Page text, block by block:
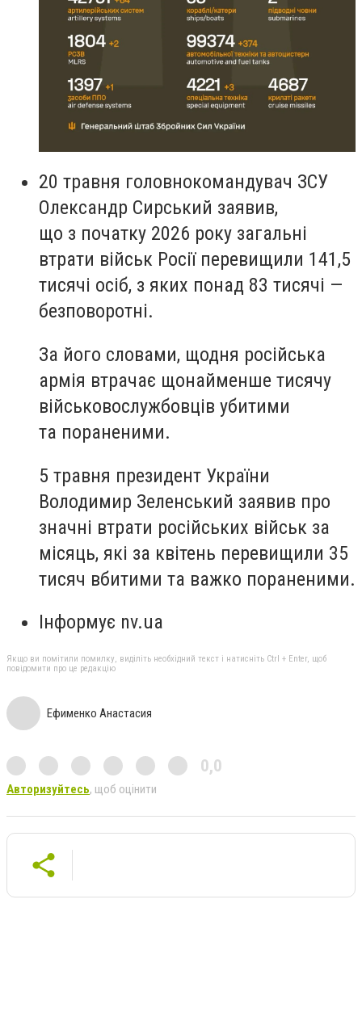
20 травня головнокомандувач ЗСУ
Олександр Сирський заявив,
що з початку 2026 року загальні
втрати військ Росії перевищили 141,5
тисячі осіб, з яких понад 83 тисячі —
безповоротні.
За його словами, щодня російська
армія втрачає щонайменше тисячу
військовослужбовців убитими
та пораненими.
5 травня президент України
Володимир Зеленський заявив про
значні втрати російських військ за
місяць, які за квітень перевищили 35
тисяч вбитими та важко пораненими.
Інформує nv.ua
Якщо ви помітили помилку, виділіть необхідний текст і натисніть Ctrl + Enter, щоб
повідомити про це редакцію
Ефименко Анастасия
0,0
Авторизуйтесь, щоб оцінити